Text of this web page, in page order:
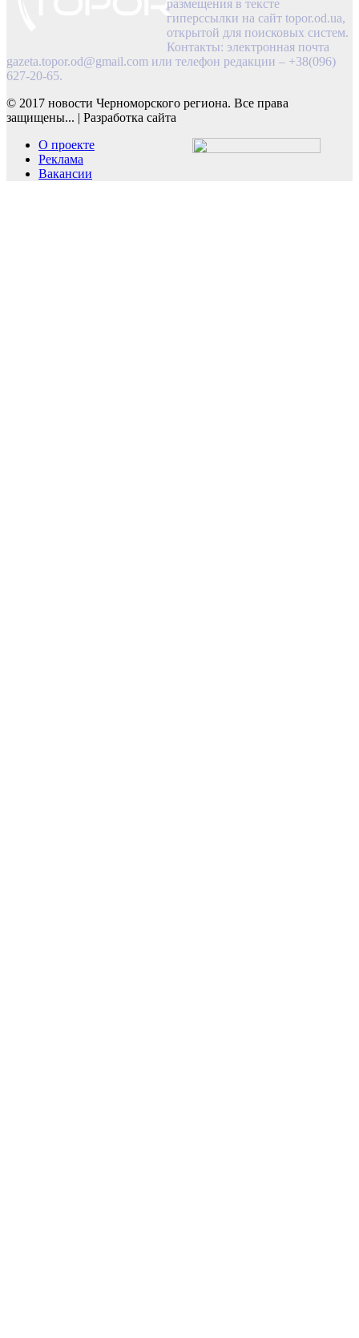
размещения в тексте
гиперссылки на сайт topor.od.ua,
открытой для поисковых систем.
Контакты: электронная почта
gazeta.topor.od@gmail.com или телефон редакции – +38(096)
627-20-65.
© 2017 новости Черноморского региона. Все права
защищены...
Разработка сайта
О проекте
Реклама
Вакансии